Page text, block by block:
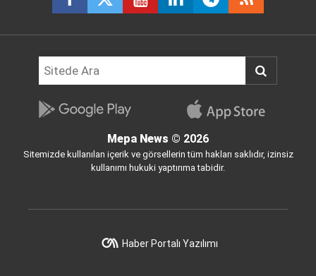
Mepa News © 2026
Sitemizde kullanılan içerik ve görsellerin tüm hakları saklıdır, izinsiz
kullanımı hukuki yaptırıma tabidir.
Haber Portalı Yazılımı